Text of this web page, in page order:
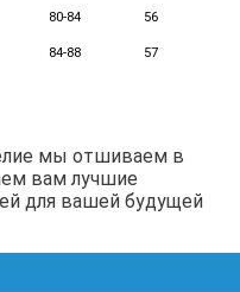
80-84
56
84-88 57
мы отшиваем в
вам лучшие
для вашей будущей